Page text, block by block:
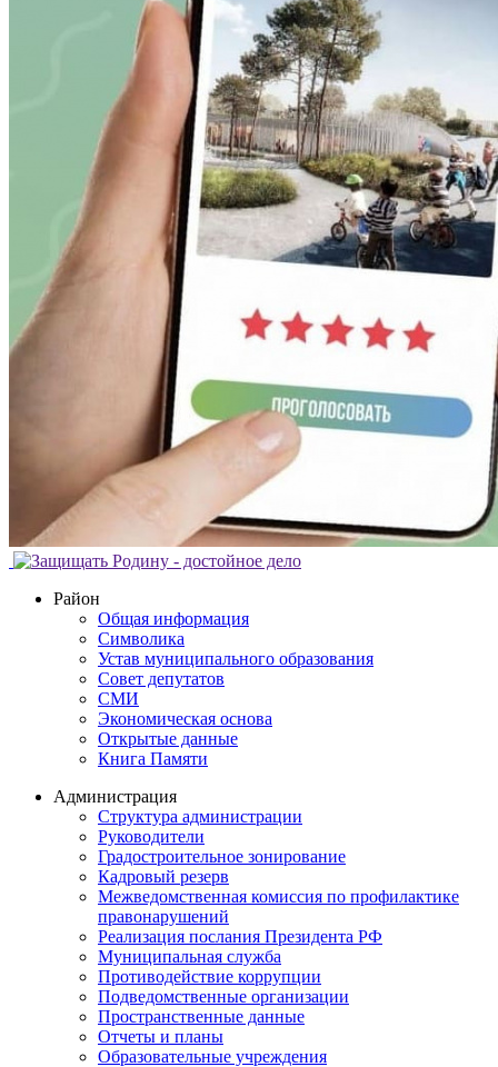
Район
Общая информация
Символика
Устав муниципального образования
Совет депутатов
СМИ
Экономическая основа
Открытые данные
Книга Памяти
Администрация
Структура администрации
Руководители
Градостроительное зонирование
Кадровый резерв
Межведомственная комиссия по профилактике
правонарушений
Реализация послания Президента РФ
Муниципальная служба
Противодействие коррупции
Подведомственные организации
Пространственные данные
Отчеты и планы
Образовательные учреждения